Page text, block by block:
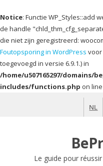
Notice: Functie WP_Styles::add
de handle
die niet zijn geregistreerd:
Foutopsporing in WordPress voor
toegevoegd in versie 6.9.1.) in
/home/u507165297/domains/
includes/functions.php on line
NL
Le guide pour